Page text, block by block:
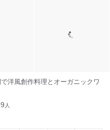
洋風創作料理とオーガニックワ
人